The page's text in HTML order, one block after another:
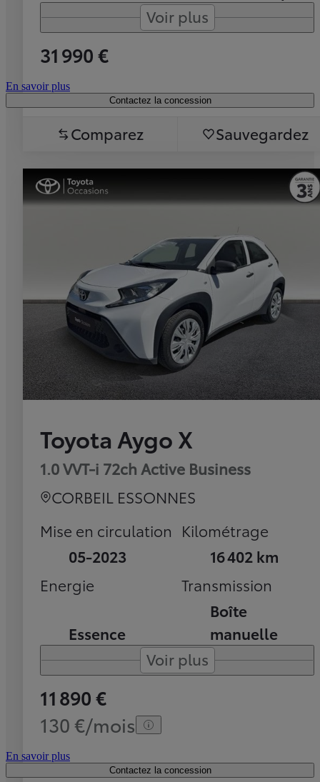
Voir plus
31 990 €
En savoir plus
Contactez la concession
Comparez Sauvegardez
Toyota Aygo X
1.0 VVT-i 72ch Active Business
CORBEIL ESSONNES
Mise en circulation
05-2023
Kilométrage
16 402 km
Energie
Essence
Transmission
Boîte
manuelle
Voir plus
11 890 €
130 €/mois
En savoir plus
Contactez la concession